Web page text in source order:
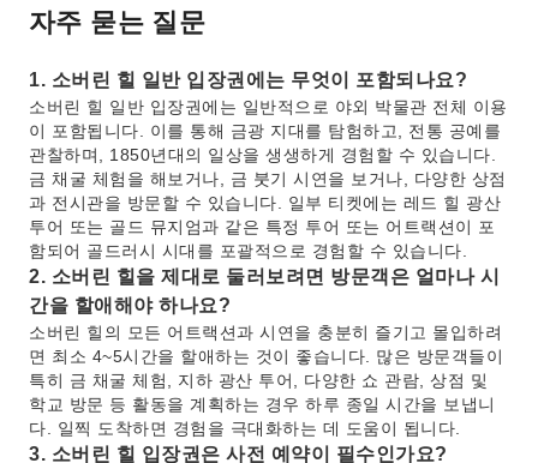
자주 묻는 질문
1. 소버린 힐 일반 입장권에는 무엇이 포함되나요?
소버린 힐 일반 입장권에는 일반적으로 야외 박물관 전체 이용
이 포함됩니다. 이를 통해 금광 지대를 탐험하고, 전통 공예를
관찰하며, 1850년대의 일상을 생생하게 경험할 수 있습니다.
금 채굴 체험을 해보거나, 금 붓기 시연을 보거나, 다양한 상점
과 전시관을 방문할 수 있습니다. 일부 티켓에는 레드 힐 광산
투어 또는 골드 뮤지엄과 같은 특정 투어 또는 어트랙션이 포
함되어 골드러시 시대를 포괄적으로 경험할 수 있습니다.
2. 소버린 힐을 제대로 둘러보려면 방문객은 얼마나 시
간을 할애해야 하나요?
소버린 힐의 모든 어트랙션과 시연을 충분히 즐기고 몰입하려
면 최소 4~5시간을 할애하는 것이 좋습니다. 많은 방문객들이
특히 금 채굴 체험, 지하 광산 투어, 다양한 쇼 관람, 상점 및
학교 방문 등 활동을 계획하는 경우 하루 종일 시간을 보냅니
다. 일찍 도착하면 경험을 극대화하는 데 도움이 됩니다.
3. 소버린 힐 입장권은 사전 예약이 필수인가요?